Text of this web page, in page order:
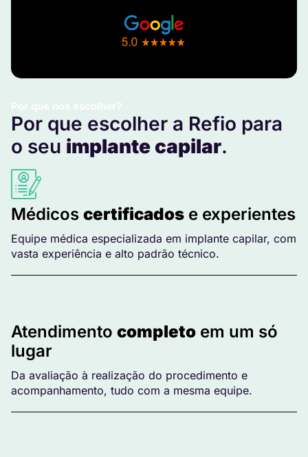
Por que nos escolher?
Por que escolher a Refio para
o seu implante capilar.
Médicos certificados e experientes
Equipe médica especializada em implante capilar, com
vasta experiência e alto padrão técnico.
Atendimento completo em um só
lugar
Da avaliação à realização do procedimento e
acompanhamento, tudo com a mesma equipe.